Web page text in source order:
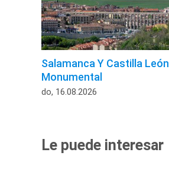
Salamanca Y Castilla León
Monumental
do, 16.08.2026
Le puede interesar